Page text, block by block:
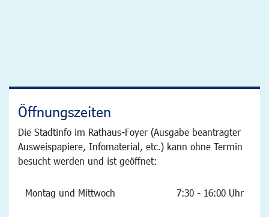
Öffnungszeiten
Die Stadtinfo im Rathaus-Foyer (Ausgabe beantragter
Ausweispapiere, Infomaterial, etc.) kann ohne Termin
besucht werden und ist geöffnet:
Montag und Mittwoch 7:30 - 16:00 Uhr